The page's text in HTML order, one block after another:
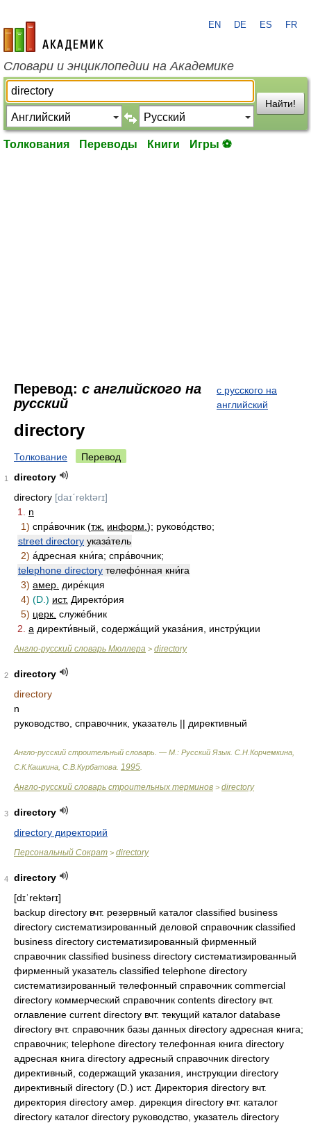
academic.ru
EN DE ES FR
Словари и энциклопедии на Академике
Найти!
Толкования Переводы Книги Игры ⚽
Перевод: с английского на
русский
с русского на
английский
directory
Толкование Перевод
1
directory
directory [daɪˊrektǝrɪ]
1.
n
1) спра́вочник (тж. информ. ); руково́дство;
street directory указа́тель
2) а́дресная кни́га; спра́вочник;
telephone directory телефо́нная кни́га
3) амер. дире́кция
4) (D.) ист. Директо́рия
5) церк. служе́бник
2. a директи́вный, содержа́щий указа́ния, инстру́кции
Англо-русский словарь Мюллера > directory
2
directory
directory
n
руководство, справочник, указатель || директивный
Англо-русский строительный словарь. — М.: Русский Язык. С.Н.Корчемкина,
С.К.Кашкина, С.В.Курбатова 1995
Англо-русский словарь строительных терминов > directory
3
directory
directory директорий
Персональный Сократ > directory
4
directory
[dɪˈrektərɪ]
backup directory вчт. резервный каталог classified business
directory систематизированный деловой справочник classified
business directory систематизированный фирменный
справочник classified business directory систематизированный
фирменный указатель classified telephone directory
систематизированный телефонный справочник commercial
directory коммерческий справочник contents directory вчт.
оглавление current directory вчт. текущий каталог database
directory вчт. справочник базы данных directory адресная книга;
справочник; telephone directory телефонная книга directory
адресная книга directory адресный справочник directory
директивный, содержащий указания, инструкции directory
директивный directory (D.) ист. Директория directory вчт.
директория directory амер. дирекция directory вчт. каталог
directory каталог directory руководство, указатель directory